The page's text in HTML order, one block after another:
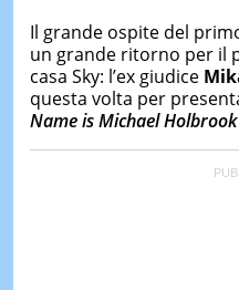
Il grande ospite del
un grande ritorno per il
casa Sky: l’ex giudice
questa volta per
Name is Michael Holbrook